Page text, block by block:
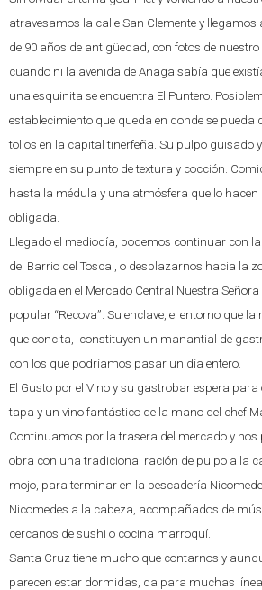
atravesamos la calle San Clemente y
de 90 años de antigüedad, con fotos de
cuando ni la avenida de Anaga sabía que
una esquinita se encuentra El Puntero.
establecimiento que queda en donde se
tollos en la capital tinerfeña. Su pulpo guisado
siempre en su punto de textura y cocción.
hasta la médula y una atmósfera que lo hacen
obligada.
Llegado el mediodía, podemos continuar con
del Barrio del Toscal, o desplazarnos hacia la
obligada en el Mercado Central Nuestra
popular “Recova”. Su enclave, el entorno que
que concita, constituyen un manantial de
con los que podríamos pasar un día entero.
El Gusto por el Vino y su gastrobar espera
tapa y un vino fantástico de la mano del chef
Continuamos por la trasera del mercado y
obra con una tradicional ración de pulpo a la
mojo, para terminar en la pescadería
Nicomedes a la cabeza, acompañados de
cercanos de sushi o cocina marroquí.
Santa Cruz tiene mucho que contarnos y
parecen estar dormidas, da para muchas